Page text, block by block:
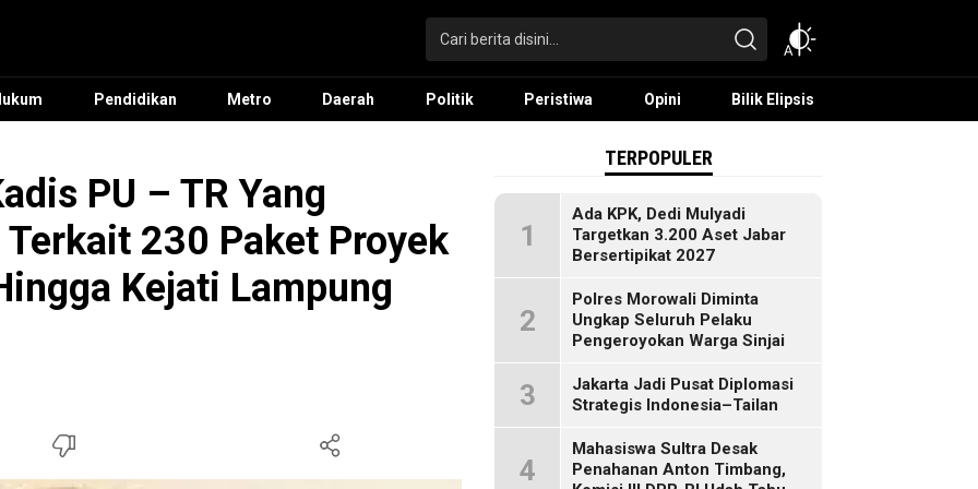
Pendidikan Metro Daerah Politik Peristiwa Opini Bilik Elipsis
PU – TR Yang
230 Paket Proyek
Kejati Lampung
TERPOPULER
1
Ada KPK, Dedi Mulyadi
Targetkan 3.200 Aset Jabar
Bersertipikat 2027
2
Polres Morowali Diminta
Ungkap Seluruh Pelaku
Pengeroyokan Warga Sinjai
3
Jakarta Jadi Pusat Diplomasi
Strategis Indonesia–Tailan
4
Mahasiswa Sultra Desak
Penahanan Anton Timbang,